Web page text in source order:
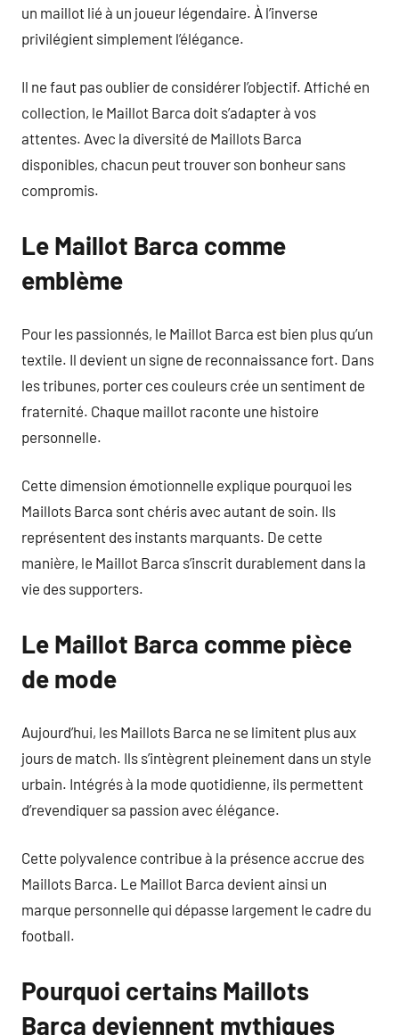
un maillot lié à un joueur légendaire. À l’inverse
privilégient simplement l’élégance.
Il ne faut pas oublier de considérer l’objectif. Affiché en
collection, le Maillot Barca doit s’adapter à vos
attentes. Avec la diversité de Maillots Barca
disponibles, chacun peut trouver son bonheur sans
compromis.
Le Maillot Barca comme
emblème
Pour les passionnés, le Maillot Barca est bien plus qu’un
textile. Il devient un signe de reconnaissance fort. Dans
les tribunes, porter ces couleurs crée un sentiment de
fraternité. Chaque maillot raconte une histoire
personnelle.
Cette dimension émotionnelle explique pourquoi les
Maillots Barca sont chéris avec autant de soin. Ils
représentent des instants marquants. De cette
manière, le Maillot Barca s’inscrit durablement dans la
vie des supporters.
Le Maillot Barca comme pièce
de mode
Aujourd’hui, les Maillots Barca ne se limitent plus aux
jours de match. Ils s’intègrent pleinement dans un style
urbain. Intégrés à la mode quotidienne, ils permettent
d’revendiquer sa passion avec élégance.
Cette polyvalence contribue à la présence accrue des
Maillots Barca. Le Maillot Barca devient ainsi un
marque personnelle qui dépasse largement le cadre du
football.
Pourquoi certains Maillots
Barca deviennent mythiques